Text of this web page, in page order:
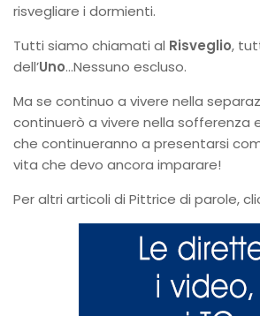
risvegliare i dormienti.
Tutti siamo chiamati al Risveglio,
dell’Uno…Nessuno escluso.
Ma se continuo a vivere nella
continuerò a vivere nella sofferenza
che continueranno a presentarsi
vita che devo ancora imparare!
Per altri articoli di Pittrice di parole,